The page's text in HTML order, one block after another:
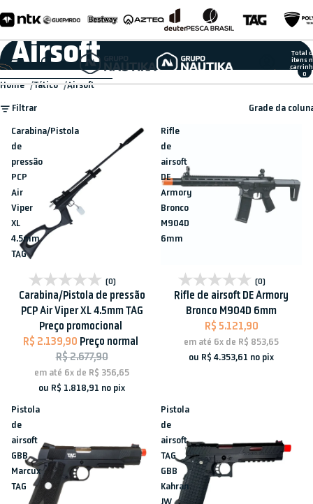
Total
itens
0
Airsoft
Ir para a lista de resultados
Home Tático Airsoft
Filtrar Grade da
Carabina/Pistola
de
pressão
PCP
Air
Viper
XL
4.5mm
TAG
Promoção
(0)
Carabina/Pistola de pressão
PCP Air Viper XL 4.5mm TAG
Preço promocional
R$ 2.139,90 Preço normal
R$ 2.677,90
em até 6x de R$ 356,65
ou R$ 1.818,91 no pix
Rifle
de
airsoft
DE
Armory
Bronco
M904D
6mm
Esgotado
(0)
Rifle de airsoft DE Armory
Bronco M904D 6mm
R$ 5.121,90
em até 6x de R$ 853,65
ou R$ 4.353,61 no pix
Pistola
de
airsoft
GBB
Marcux
TAG
Pistola
de
airsoft
TAG
GBB
Kahran